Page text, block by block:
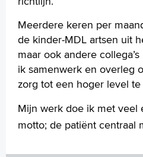
Meerdere keren per
de kinder-MDL artsen uit
maar ook andere
ik samenwerk en overleg
zorg tot een hoger level
Mijn werk doe ik met veel
motto; de patiënt centraal